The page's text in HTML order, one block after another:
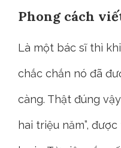
Phong cách
Là một bác sĩ thì
chắc chắn nó đã
càng. Thật đúng
hai triệu năm”,